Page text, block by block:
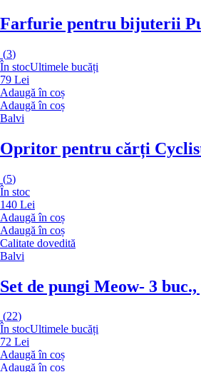
Farfurie pentru bijuterii
(3)
În stocUltimele bucăți
79 Lei
Adaugă în coș
Adaugă în coș
Balvi
Opritor pentru cărți
(5)
În stoc
140 Lei
Adaugă în coș
Adaugă în coș
Calitate dovedită
Balvi
Set de pungi Meow- 3
(22)
În stocUltimele bucăți
72 Lei
Adaugă în coș
Adaugă în coș